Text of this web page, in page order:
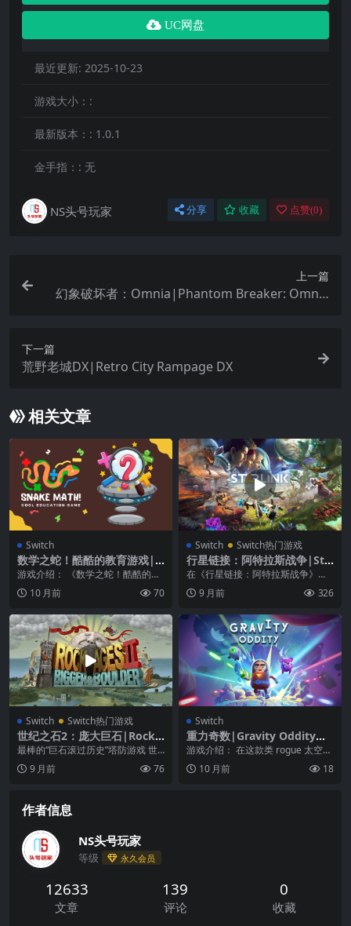
UC网盘
最近更新: 2025-10-23
游戏大小：:
最新版本：: 1.0.1
金手指：: 无
NS头号玩家 分享 收藏 点赞(0)
上一篇
幻象破坏者：Omnia|Phantom Breaker: Omnia
下一篇
荒野老城DX|Retro City Rampage DX
相关文章
Switch
数学之蛇！酷酷的教育游戏|S
nake of Maths! Cool Educa
tion Game
游戏介绍： 《数学之蛇！酷酷的教
育游戏》在屏幕上向上或向下滑动
蛇以引导它找到正确...
10 月前 70
Switch Switch热门游戏
行星链接：阿特拉斯战争|Sta
rlink: Battle for Atlas中文
在《行星链接：阿特拉斯战争》当
中，你不只能打造自己的星舰，更
要率领一群星际飞行员...
9 月前 326
Switch Switch热门游戏
世纪之石2：庞大巨石|Rock
of Ages 2: Bigger & Boulde
r中文
最棒的“巨石滚过历史”塔防游戏 世
纪之石2：庞大巨石. 回归了！就如
标题所述，B...
9 月前 76
Switch
重力奇数|Gravity Oddity中
文
游戏介绍： 在这款类 rogue 太空动
作冒险游戏中开展穿越星系的单人
营救任务，...
10 月前 18
作者信息
NS头号玩家
等级 永久会员
12633
文章
139
评论
0
收藏